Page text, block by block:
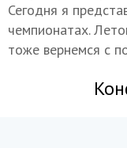
Сегодня я
чемпионатах.
тоже вернемся с